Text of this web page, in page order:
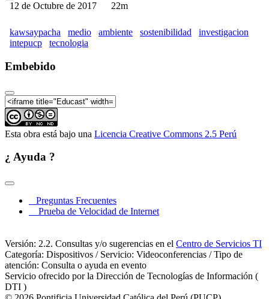
Kawsaypacha 2017: Por un medio ambiente
Kawsaypacha 2017: Por un medio ambiente
sostenible (Parte 08)
Kawsaypacha 2017: Por un medio ambiente
sostenible (Parte 10)
sostenible (Parte 11)
Kawsaypacha 2017: Por un medio ambiente
sostenible (Parte 15)
Kawsaypacha 2017: Por un medio ambiente
sostenible (Parte 16)
Kawsaypacha 2017: Por un medio ambiente
12 de Octubre de 2017 22m
kawsaypacha medio ambiente sostenibilidad
investigacion
intepucp
tecnologia
Embebido
Esta obra está bajo una Licencia Creative Commons 2.5 Perú
¿ Ayuda ?
Preguntas Frecuentes
Prueba de Velocidad de Internet
Versión: 2.2. Consultas y/o sugerencias en el Centro de Servicios TI
Categoría: Dispositivos / Servicio: Videoconferencias / Tipo de
atención: Consulta o ayuda en evento
Servicio ofrecido por la Dirección de Tecnologías de Información (
DTI )